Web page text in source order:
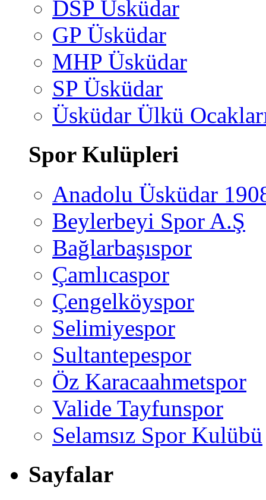
DSP Üsküdar
GP Üsküdar
MHP Üsküdar
SP Üsküdar
Üsküdar Ülkü
Spor Kulüpleri
Anadolu Üsküdar
Beylerbeyi Spor A.Ş
Bağlarbaşıspor
Çamlıcaspor
Çengelköyspor
Selimiyespor
Sultantepespor
Öz Karacaahmetspor
Valide Tayfunspor
Selamsız Spor Kulübü
Sayfalar